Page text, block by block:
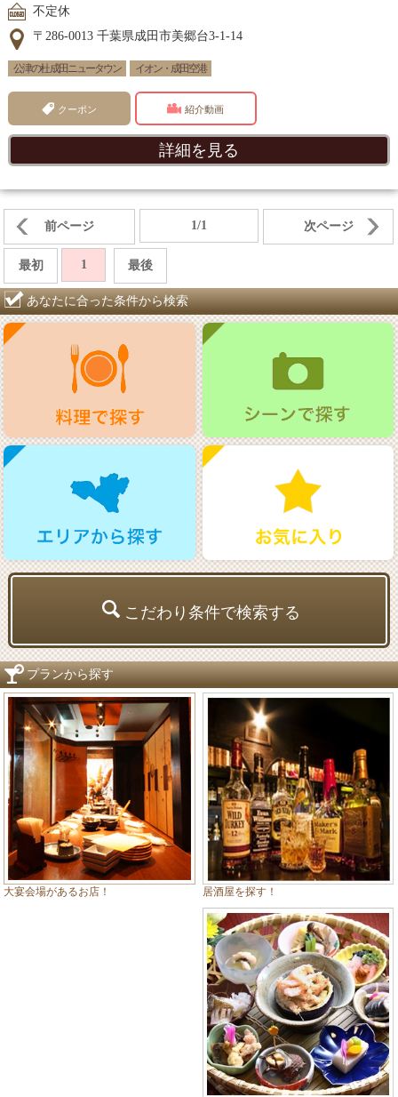
不定休
〒286-0013 千葉県成田市美郷台3-1-14
公津の杜 成田ニュータウン イオン・成田空港
クーポン 紹介動画
詳細を見る
前ページ 1/1 次ページ
最初 1 最後
あなたに合った条件から検索
こだわり条件で検索する
プランから探す
大宴会場があるお店！ 居酒屋を探す！